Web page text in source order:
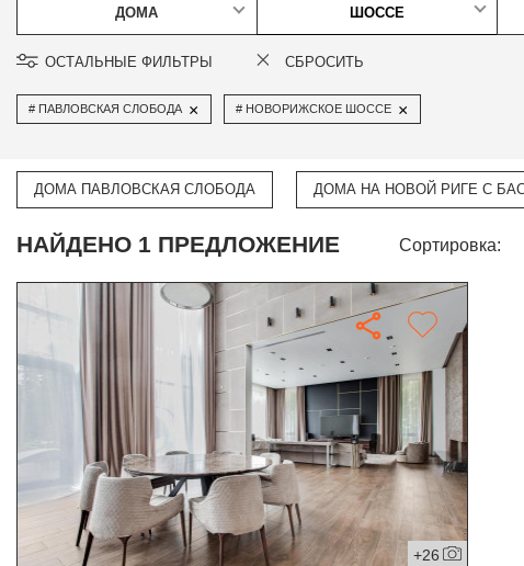
ДОМА ШОССЕ
ОСТАЛЬНЫЕ ФИЛЬТРЫ СБРОСИТЬ
ПАВЛОВСКАЯ СЛОБОДА × НОВОРИЖСКОЕ ШОССЕ ×
ДОМА ПАВЛОВСКАЯ СЛОБОДА ДОМА НА НОВОЙ РИГЕ С
НАЙДЕНО 1 ПРЕДЛОЖЕНИЕ Сортировка:
+26